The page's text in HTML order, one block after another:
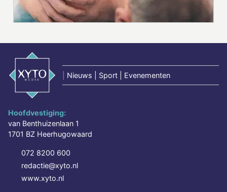
Nieuws | Sport | Evenementen
Hoofdvestiging:
van Benthuizenlaan 1
1701 BZ Heerhugowaard
072 8200 600
redactie@xyto.nl
www.xyto.nl